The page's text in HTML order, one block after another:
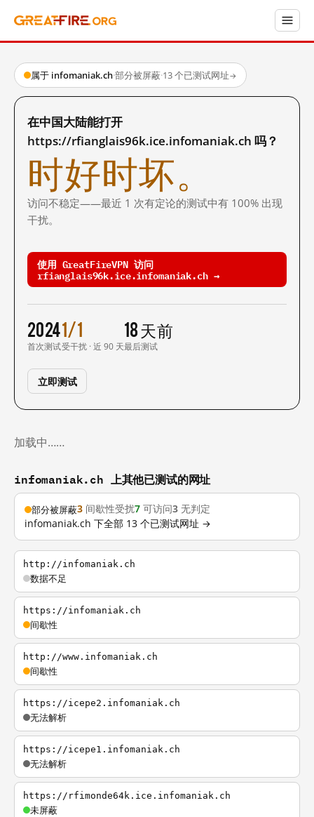
属于 infomaniak.ch·部分被屏蔽·13 个已测试网址→
在中国大陆能打开
https://rfianglais96k.ice.infomaniak.ch 吗？
时好时坏。
访问不稳定——最近 1 次有定论的测试中有 100% 出现
干扰。
使用 GreatFireVPN 访问
rfianglais96k.ice.infomaniak.ch →
2024
首次测试
1/1
受干扰 · 近 90 天
18 天前
最后测试
立即测试
加载中……
infomaniak.ch 上其他已测试的网址
部分被屏蔽3 间歇性受扰7 可访问3 无判定
infomaniak.ch 下全部 13 个已测试网址 →
http://infomaniak.ch
数据不足
https://infomaniak.ch
间歇性
http://www.infomaniak.ch
间歇性
https://icepe2.infomaniak.ch
无法解析
https://icepe1.infomaniak.ch
无法解析
https://rfimonde64k.ice.infomaniak.ch
未屏蔽